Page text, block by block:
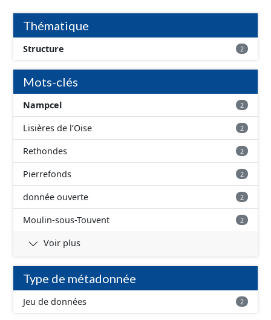
Thématique
Structure 2
Mots-clés
Nampcel 2
Lisières de l’Oise 2
Rethondes 2
Pierrefonds 2
donnée ouverte 2
Moulin-sous-Touvent 2
Voir plus
Type de métadonnée
Jeu de données 2